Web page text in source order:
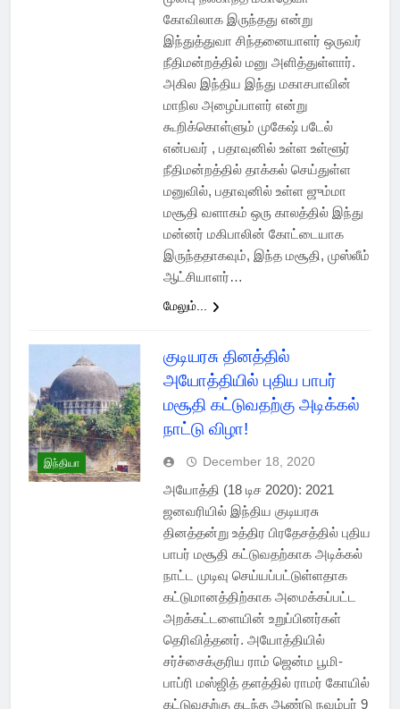
கோவிலாக இருந்தது என்று
இந்துத்துவா சிந்தனையாளர் ஒருவர்
நீதிமன்றத்தில் மனு அளித்துள்ளார்.
அகில இந்திய இந்து மகாசபாவின்
மாநில அழைப்பாளர் என்று
கூறிக்கொள்ளும் முகேஷ் படேல்
என்பவர் , பதாவுனில் உள்ள உள்ளூர்
நீதிமன்றத்தில் தாக்கல் செய்துள்ள
மனுவில், பதாவுனில் உள்ள ஜும்மா
மசூதி வளாகம் ஒரு காலத்தில் இந்து
மன்னர் மகிபாலின் கோட்டையாக
இருந்ததாகவும், இந்த மசூதி, முஸ்லீம்
ஆட்சியாளர்…
மேலும்...
இந்தியா
குடியரசு தினத்தில்
அயோத்தியில் புதிய பாபர்
மசூதி கட்டுவதற்கு அடிக்கல்
நாட்டு விழா!
December 18, 2020
அயோத்தி (18 டிச 2020): 2021
ஜனவரியில் இந்திய குடியரசு
தினத்தன்று உத்திர பிரதேசத்தில் புதிய
பாபர் மசூதி கட்டுவதற்காக அடிக்கல்
நாட்ட முடிவு செய்யப்பட்டுள்ளதாக
கட்டுமானத்திற்காக அமைக்கப்பட்ட
அறக்கட்டளையின் உறுப்பினர்கள்
தெரிவித்தனர். அயோத்தியில்
சர்ச்சைக்குரிய ராம் ஜென்ம பூமி-
பாப்ரி மஸ்ஜித் தளத்தில் ராமர் கோயில்
கட்டுவதற்கு கடந்த ஆண்டு நவம்பர் 9